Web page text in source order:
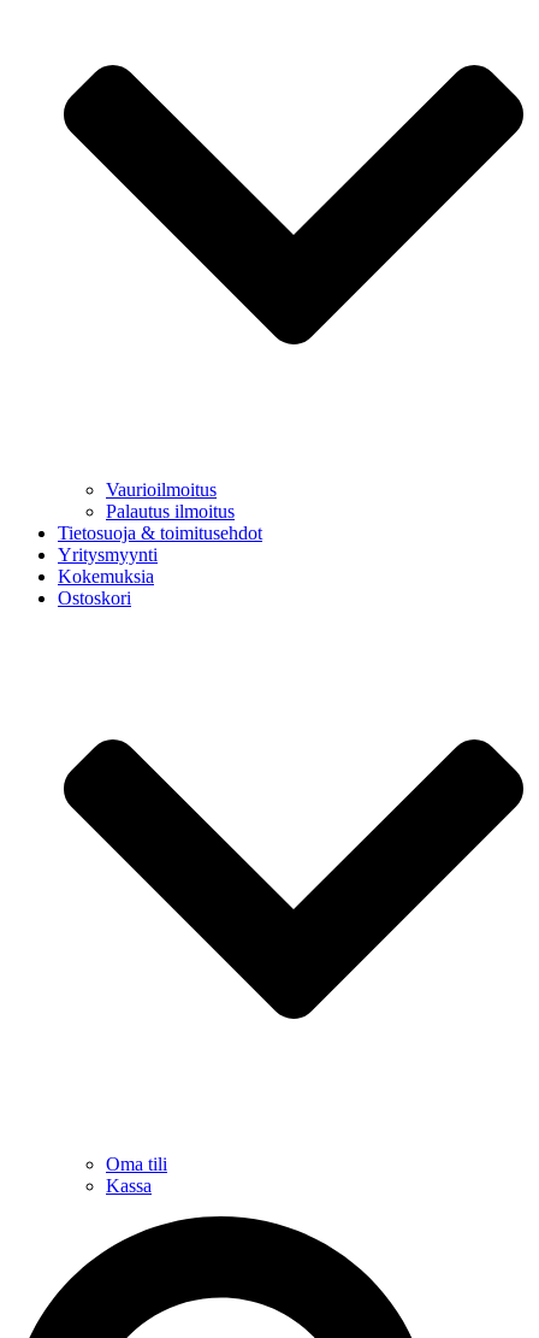
Vaurioilmoitus
Palautus ilmoitus
Tietosuoja & toimitusehdot
Yritysmyynti
Kokemuksia
Ostoskori
Oma tili
Kassa